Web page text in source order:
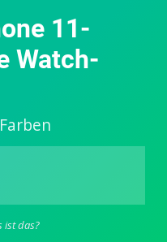
11-
Watch-
Apple:
Neue
iPhone
ist das?